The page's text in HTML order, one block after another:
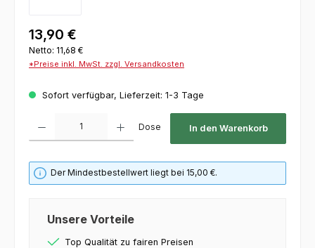
13,90 €
Netto: 11,68 €
*Preise inkl. MwSt. zzgl. Versandkosten
Sofort verfügbar, Lieferzeit: 1-3 Tage
Dose In den Warenkorb
Der Mindestbestellwert liegt bei 15,00 €.
Unsere Vorteile
Top Qualität zu fairen Preisen